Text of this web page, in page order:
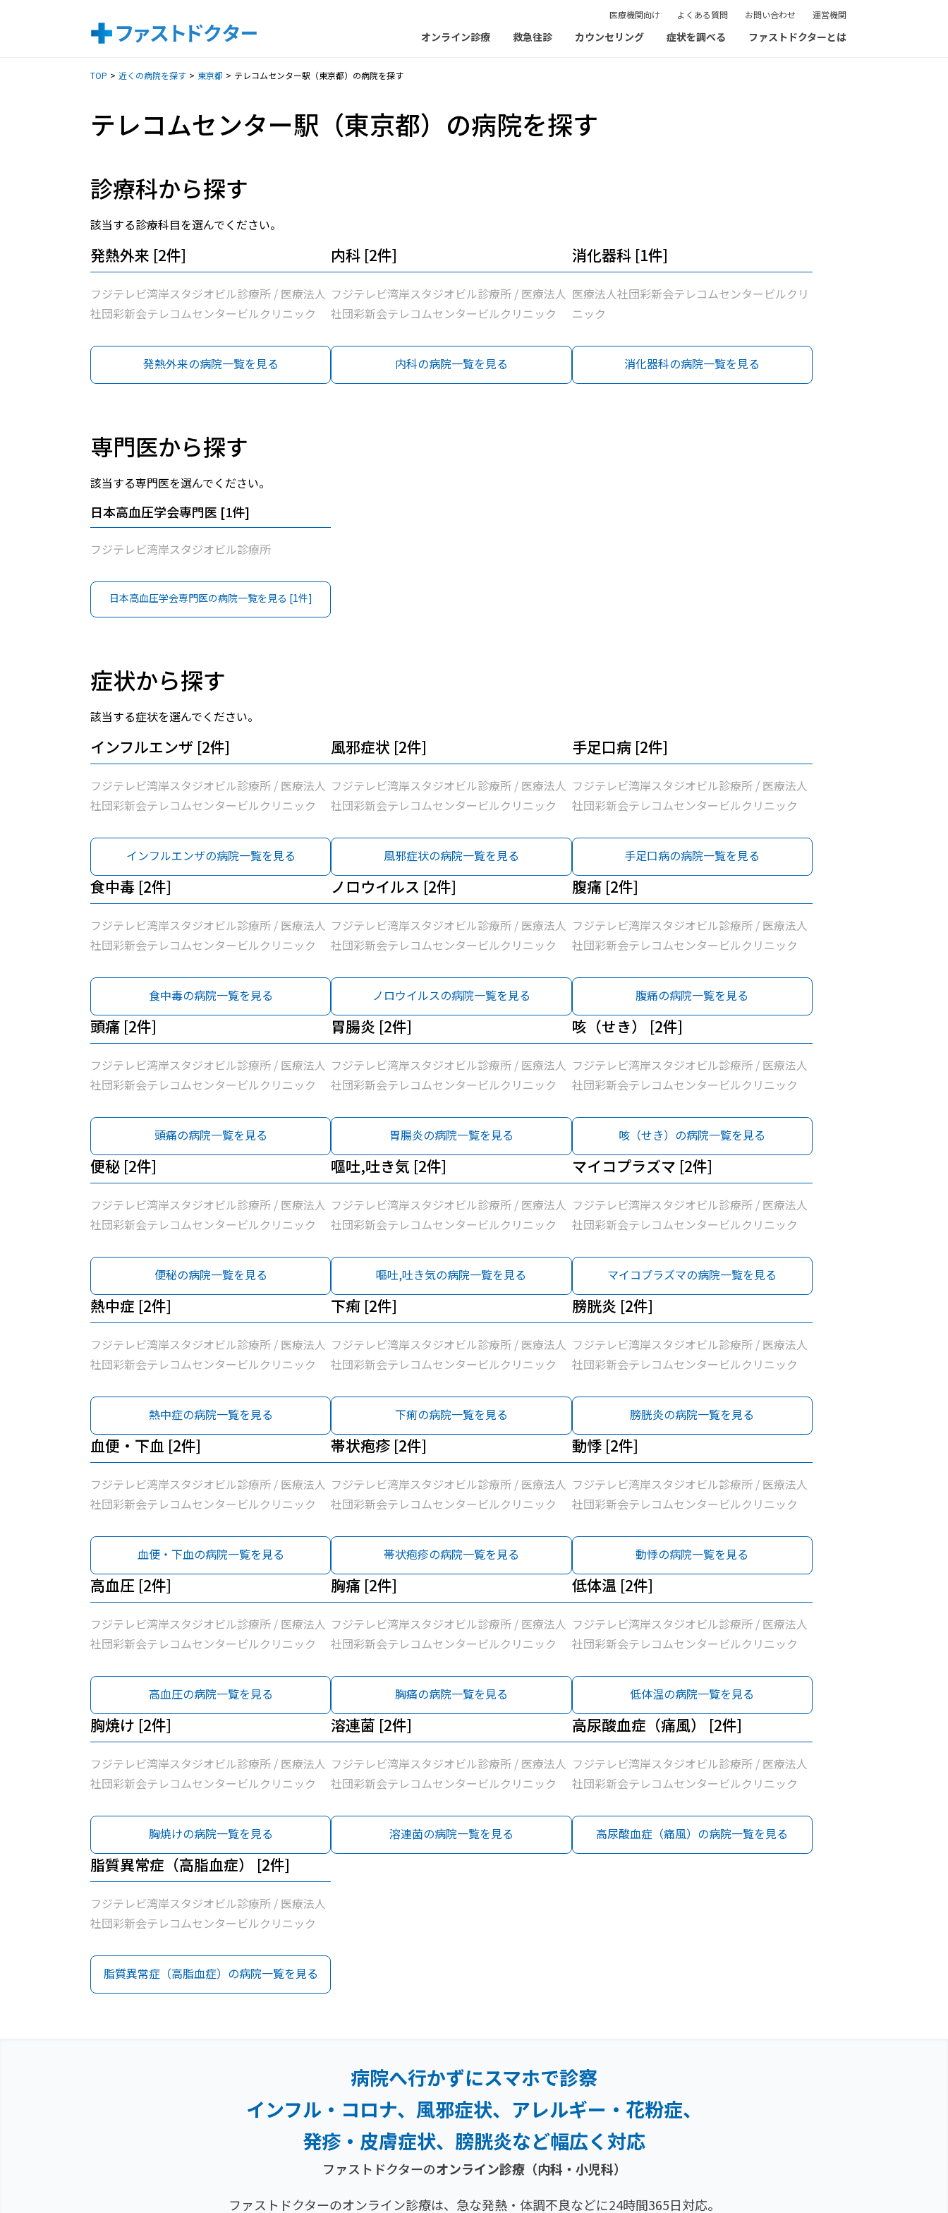
医療機関向け よくある質問 お問い合わせ 運営機関
オンライン診療 救急往診 カウンセリング 症状を調べる ファストドクターとは
TOP 近くの病院を探す 東京都 テレコムセンター駅（東京都）の病院を探す
テレコムセンター駅（東京都）の病院を探す
診療科から探す
該当する診療科目を選んでください。
発熱外来 [2件]
フジテレビ湾岸スタジオビル診療所 / 医療法人
社団彩新会テレコムセンタービルクリニック
発熱外来の病院一覧を見る
内科 [2件]
フジテレビ湾岸スタジオビル診療所 / 医療法人
社団彩新会テレコムセンタービルクリニック
内科の病院一覧を見る
消化器科 [1件]
医療法人社団彩新会テレコムセンタービルクリ
ニック
消化器科の病院一覧を見る
専門医から探す
該当する専門医を選んでください。
日本高血圧学会専門医 [1件]
フジテレビ湾岸スタジオビル診療所
日本高血圧学会専門医の病院一覧を見る [1件]
症状から探す
該当する症状を選んでください。
インフルエンザ [2件]
フジテレビ湾岸スタジオビル診療所 / 医療法人
社団彩新会テレコムセンタービルクリニック
インフルエンザの病院一覧を見る
風邪症状 [2件]
フジテレビ湾岸スタジオビル診療所 / 医療法人
社団彩新会テレコムセンタービルクリニック
風邪症状の病院一覧を見る
手足口病 [2件]
フジテレビ湾岸スタジオビル診療所 / 医療法人
社団彩新会テレコムセンタービルクリニック
手足口病の病院一覧を見る
食中毒 [2件]
フジテレビ湾岸スタジオビル診療所 / 医療法人
社団彩新会テレコムセンタービルクリニック
食中毒の病院一覧を見る
ノロウイルス [2件]
フジテレビ湾岸スタジオビル診療所 / 医療法人
社団彩新会テレコムセンタービルクリニック
ノロウイルスの病院一覧を見る
腹痛 [2件]
フジテレビ湾岸スタジオビル診療所 / 医療法人
社団彩新会テレコムセンタービルクリニック
腹痛の病院一覧を見る
頭痛 [2件]
フジテレビ湾岸スタジオビル診療所 / 医療法人
社団彩新会テレコムセンタービルクリニック
頭痛の病院一覧を見る
胃腸炎 [2件]
フジテレビ湾岸スタジオビル診療所 / 医療法人
社団彩新会テレコムセンタービルクリニック
胃腸炎の病院一覧を見る
咳（せき） [2件]
フジテレビ湾岸スタジオビル診療所 / 医療法人
社団彩新会テレコムセンタービルクリニック
咳（せき）の病院一覧を見る
便秘 [2件]
フジテレビ湾岸スタジオビル診療所 / 医療法人
社団彩新会テレコムセンタービルクリニック
便秘の病院一覧を見る
嘔吐,吐き気 [2件]
フジテレビ湾岸スタジオビル診療所 / 医療法人
社団彩新会テレコムセンタービルクリニック
嘔吐,吐き気の病院一覧を見る
マイコプラズマ [2件]
フジテレビ湾岸スタジオビル診療所 / 医療法人
社団彩新会テレコムセンタービルクリニック
マイコプラズマの病院一覧を見る
熱中症 [2件]
フジテレビ湾岸スタジオビル診療所 / 医療法人
社団彩新会テレコムセンタービルクリニック
熱中症の病院一覧を見る
下痢 [2件]
フジテレビ湾岸スタジオビル診療所 / 医療法人
社団彩新会テレコムセンタービルクリニック
下痢の病院一覧を見る
膀胱炎 [2件]
フジテレビ湾岸スタジオビル診療所 / 医療法人
社団彩新会テレコムセンタービルクリニック
膀胱炎の病院一覧を見る
血便・下血 [2件]
フジテレビ湾岸スタジオビル診療所 / 医療法人
社団彩新会テレコムセンタービルクリニック
血便・下血の病院一覧を見る
帯状疱疹 [2件]
フジテレビ湾岸スタジオビル診療所 / 医療法人
社団彩新会テレコムセンタービルクリニック
帯状疱疹の病院一覧を見る
動悸 [2件]
フジテレビ湾岸スタジオビル診療所 / 医療法人
社団彩新会テレコムセンタービルクリニック
動悸の病院一覧を見る
高血圧 [2件]
フジテレビ湾岸スタジオビル診療所 / 医療法人
社団彩新会テレコムセンタービルクリニック
高血圧の病院一覧を見る
胸痛 [2件]
フジテレビ湾岸スタジオビル診療所 / 医療法人
社団彩新会テレコムセンタービルクリニック
胸痛の病院一覧を見る
低体温 [2件]
フジテレビ湾岸スタジオビル診療所 / 医療法人
社団彩新会テレコムセンタービルクリニック
低体温の病院一覧を見る
胸焼け [2件]
フジテレビ湾岸スタジオビル診療所 / 医療法人
社団彩新会テレコムセンタービルクリニック
胸焼けの病院一覧を見る
溶連菌 [2件]
フジテレビ湾岸スタジオビル診療所 / 医療法人
社団彩新会テレコムセンタービルクリニック
溶連菌の病院一覧を見る
高尿酸血症（痛風） [2件]
フジテレビ湾岸スタジオビル診療所 / 医療法人
社団彩新会テレコムセンタービルクリニック
高尿酸血症（痛風）の病院一覧を見る
脂質異常症（高脂血症） [2件]
フジテレビ湾岸スタジオビル診療所 / 医療法人
社団彩新会テレコムセンタービルクリニック
脂質異常症（高脂血症）の病院一覧を見る
病院へ行かずにスマホで診察
インフル・コロナ、風邪症状、 アレルギー・花粉症、
発疹・ 皮膚症状、膀胱炎など幅広く対応
ファストドクターのオンライン診療（内科・小児科）
ファストドクターのオンライン診療は、急な発熱・体調不良などに24時間365日対応。